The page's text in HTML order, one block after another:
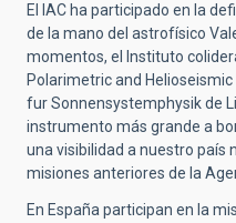
El IAC ha participado en la
de la mano del astrofísico
momentos, el Instituto
Polarimetric and
fur Sonnensystemphysik de
instrumento más grande a
una visibilidad a nuestro país
misiones anteriores de la
En España participan en la